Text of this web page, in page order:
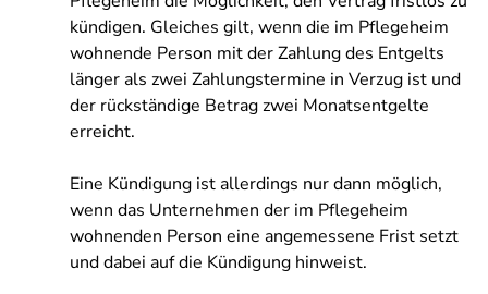
kündigen. Gleiches gilt, wenn die im Pflegeheim
wohnende Person mit der Zahlung des Entgelts
länger als zwei Zahlungstermine in Verzug ist und
der rückständige Betrag zwei Monatsentgelte
erreicht.
Eine Kündigung ist allerdings nur dann möglich,
wenn das Unternehmen der im Pflegeheim
wohnenden Person eine angemessene Frist setzt
und dabei auf die Kündigung hinweist.